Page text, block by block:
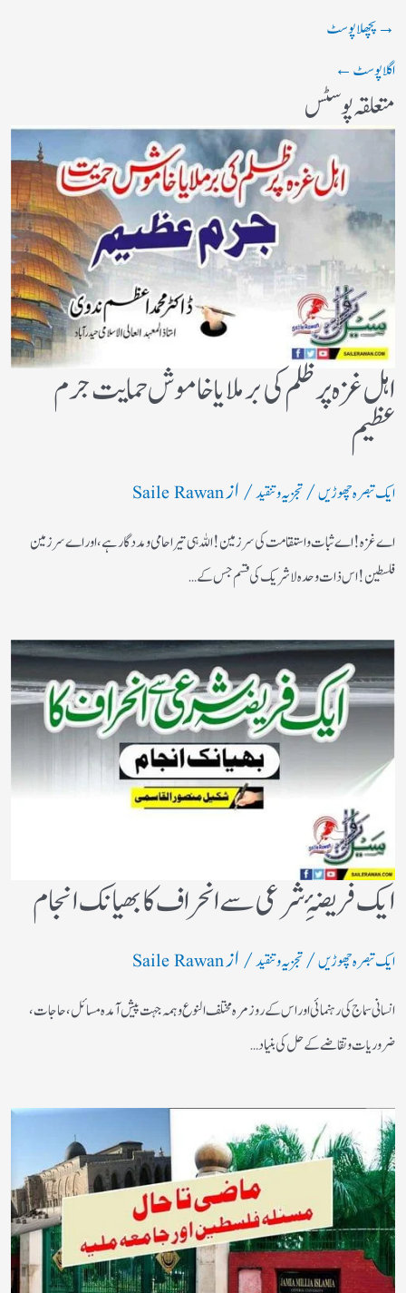
→پچھلا پوسٹ
اگلا پوسٹ←
متعلقہ پوسٹس
اہل غزہ پر ظلم کی برملا یا خاموش حمایت جرم
عظیم
ایک تبصرہ چھوڑیں/تجزیہ و تنقید/ ازSaile Rawan
اے غزہ! اے ثبات واستقامت کی سرزمین! اللہ ہی تیرا حامی ومددگار ہے، اور اے سرزمین
فلسطین! اس ذات وحدہ لاشریک کی قسم جس کے…
ایک فریضۂِ شرعی سے انحراف کا بھیانک انجام
ایک تبصرہ چھوڑیں/تجزیہ و تنقید/ ازSaile Rawan
انسانی سماج کی رہنمائی اور اس کے روز مرہ مختلف النوع وہمہ جہت پیش آمدہ مسائل ، حاجات ،
ضروریات وتقاضے کے حل کی بنیاد…